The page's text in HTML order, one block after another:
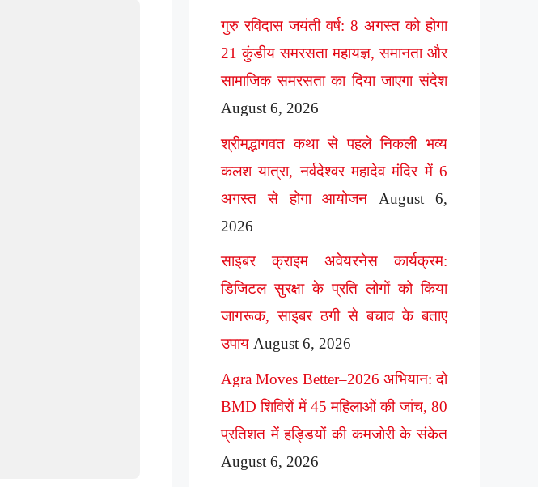
गुरु रविदास जयंती वर्ष: 8 अगस्त को होगा
21 कुंडीय समरसता महायज्ञ, समानता और
सामाजिक समरसता का दिया जाएगा संदेश
August 6, 2026
श्रीमद्भागवत कथा से पहले निकली भव्य
कलश यात्रा, नर्वदेश्वर महादेव मंदिर में 6
अगस्त से होगा आयोजन
August 6,
2026
साइबर क्राइम अवेयरनेस कार्यक्रम:
डिजिटल सुरक्षा के प्रति लोगों को किया
जागरूक, साइबर ठगी से बचाव के बताए
उपाय August 6, 2026
Agra Moves Better–2026 अभियान: दो
BMD शिविरों में 45 महिलाओं की जांच, 80
प्रतिशत में हड्डियों की कमजोरी के संकेत
August 6, 2026